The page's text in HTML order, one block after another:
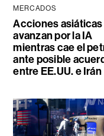
MERCADOS
Acciones asiáticas
avanzan por la IA
mientras cae el
ante posible
entre EE.UU. e Irán